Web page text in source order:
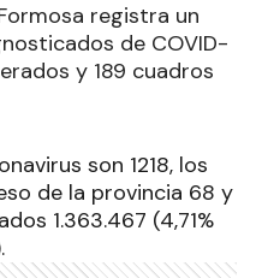
registra un
de COVID-
y 189 cuadros
son 1218, los
de la provincia 68 y
1.363.467 (4,71%